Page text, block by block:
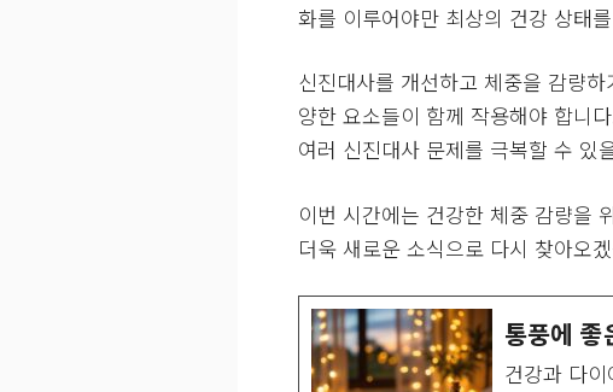
화를 이루어야만 최상의 건강 상태
신진대사를 개선하고 체중을 감량
양한 요소들이 함께 작용해야 합니
여러 신진대사 문제를 극복할 수 있
이번 시간에는 건강한 체중 감량을
더욱 새로운 소식으로 다시 찾아오
통풍에 좋
건강과 다